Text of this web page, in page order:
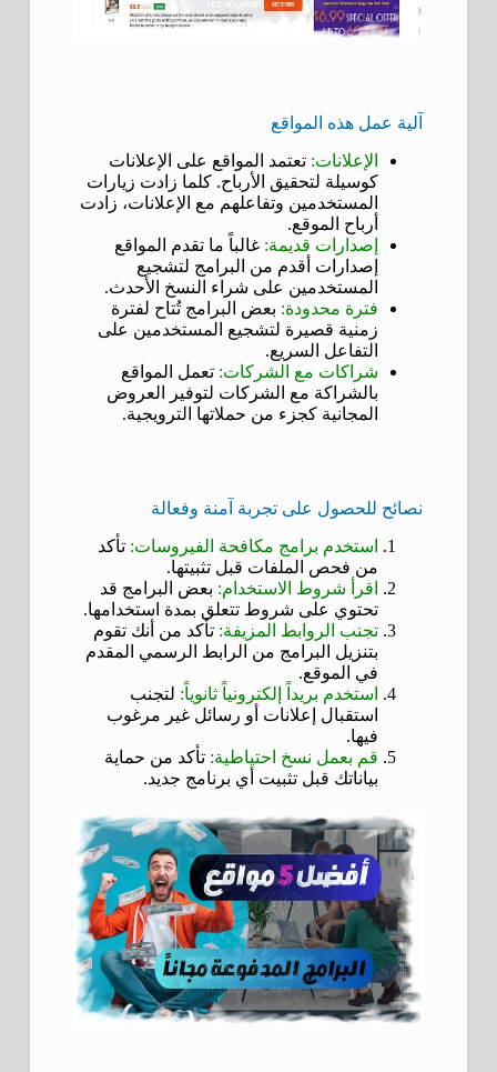
آلية عمل هذه المواقع
الإعلانات: تعتمد المواقع على الإعلانات
كوسيلة لتحقيق الأرباح. كلما زادت زيارات
المستخدمين وتفاعلهم مع الإعلانات، زادت
أرباح الموقع.
إصدارات قديمة: غالباً ما تقدم المواقع
إصدارات أقدم من البرامج لتشجيع
المستخدمين على شراء النسخ الأحدث.
فترة محدودة: بعض البرامج تُتاح لفترة
زمنية قصيرة لتشجيع المستخدمين على
التفاعل السريع.
شراكات مع الشركات: تعمل المواقع
بالشراكة مع الشركات لتوفير العروض
المجانية كجزء من حملاتها الترويجية.
نصائح للحصول على تجربة آمنة وفعالة
استخدم برامج مكافحة الفيروسات: تأكد
من فحص الملفات قبل تثبيتها.
اقرأ شروط الاستخدام: بعض البرامج قد
تحتوي على شروط تتعلق بمدة استخدامها.
تجنب الروابط المزيفة: تأكد من أنك تقوم
بتنزيل البرامج من الرابط الرسمي المقدم
في الموقع.
استخدم بريداً إلكترونياً ثانوياً: لتجنب
استقبال إعلانات أو رسائل غير مرغوب
فيها.
قم بعمل نسخ احتياطية: تأكد من حماية
بياناتك قبل تثبيت أي برنامج جديد.